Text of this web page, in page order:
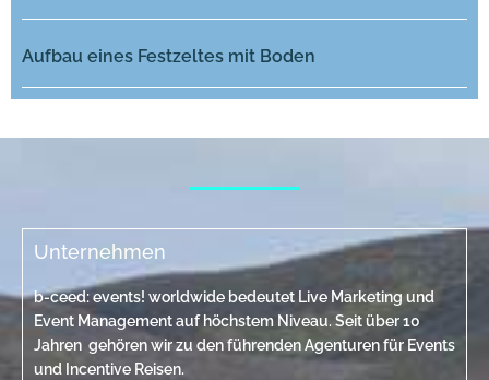
Aufbau eines Festzeltes mit Boden
Unternehmen
b-ceed: events! worldwide bedeutet Live Marketing und
Event Management auf höchstem Niveau. Seit über 10
Jahren gehören wir zu den führenden Agenturen für Events
und Incentive Reisen.